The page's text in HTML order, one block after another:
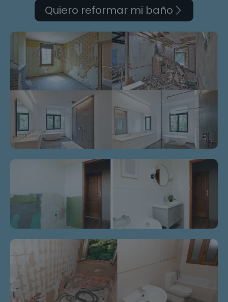
Quiero reformar mi baño